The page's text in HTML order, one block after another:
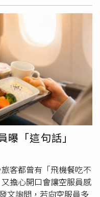
是因為AI寫得又快又
沒想到AI可能認為他潛
幫他升級成另一個人，
得像是他主導，有些技
厲害到可以開課，「我
集團沒兩樣！」。原
好像每個人都抗壓性
如果照它寫的，全台灣根
」原PO也坦言，自己
，一律會先由自己把經
「萬一面試官問一句這
空白，真的會社死。」
言，「為啥可以這麼相
就送出去？」、「你寫
但是我有跟AI強調不誇
「我的履歷也有用AI
曝「這句話」
客都曾有「飛機餐吃不
擔心開口會讓空服員感
文詢問，若向空服員多